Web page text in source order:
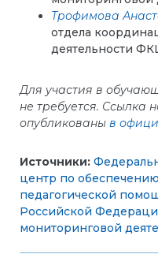
Трофимова
отдела
деятельности
Для участия в
не требуется. Ссылка
опубликованы в
Источники:
центр по
педагогической
Российской
мониторинговой